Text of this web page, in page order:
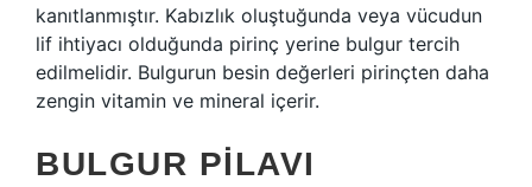
kanıtlanmıştır. Kabızlık oluştuğunda veya vücudun
lif ihtiyacı olduğunda pirinç yerine bulgur tercih
edilmelidir. Bulgurun besin değerleri pirinçten daha
zengin vitamin ve mineral içerir.
BULGUR PILAVI